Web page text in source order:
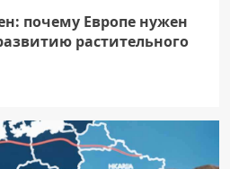
почему Европе нужен
растительного